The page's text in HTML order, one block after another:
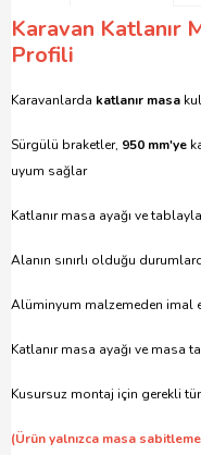
Karavan Katlanır
Profili
Karavanlarda katlanır masa
Sürgülü braketler, 950 mm'ye
uyum sağlar
Katlanır masa ayağı ve
Alanın sınırlı olduğu
Alüminyum malzemeden imal
Katlanır masa ayağı ve masa
Kusursuz montaj için gerekli
(Ürün yalnızca masa